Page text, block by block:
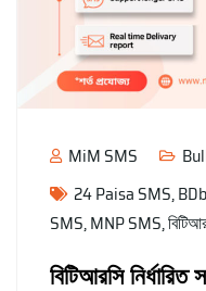
MiM SMS
24 Paisa SMS,
SMS,MNP SMS,
বিটিআরসি নির্ধারিত